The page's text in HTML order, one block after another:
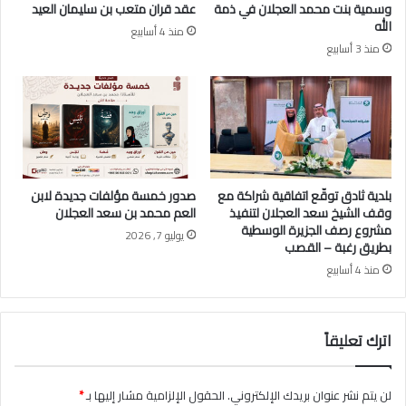
(
ن
ص
ف
م
ل
ي
و
ن
ي
ا
ل
)
ص
ن
د
ق
ا
ا
ل
ع
ي
د
ع
ل
ى
ر
ف
ا
ل
أ
ي
ن
ف
وسمية بنت محمد العجلان في ذمة
الله
منذ 3 أسابيع
عقد قران متعب بن سليمان العيد
منذ 4 أسابيع
بلدية ثادق توقّع اتفاقية شراكة مع
وقف الشيخ سعد العجلان لتنفيذ
مشروع رصف الجزيرة الوسطية
بطريق رغبة – القصب
منذ 4 أسابيع
صدور خمسة مؤلفات جديدة لابن
العم محمد بن سعد العجلان
يوليو 7, 2026
اترك تعليقاً
لن يتم نشر عنوان بريدك الإلكتروني.الحقول الإلزامية مشار إليها بـ*